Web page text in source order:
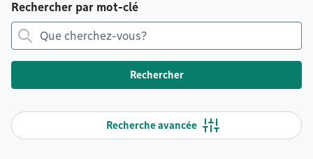
Rechercher par mot-clé
Rechercher
Recherche avancée